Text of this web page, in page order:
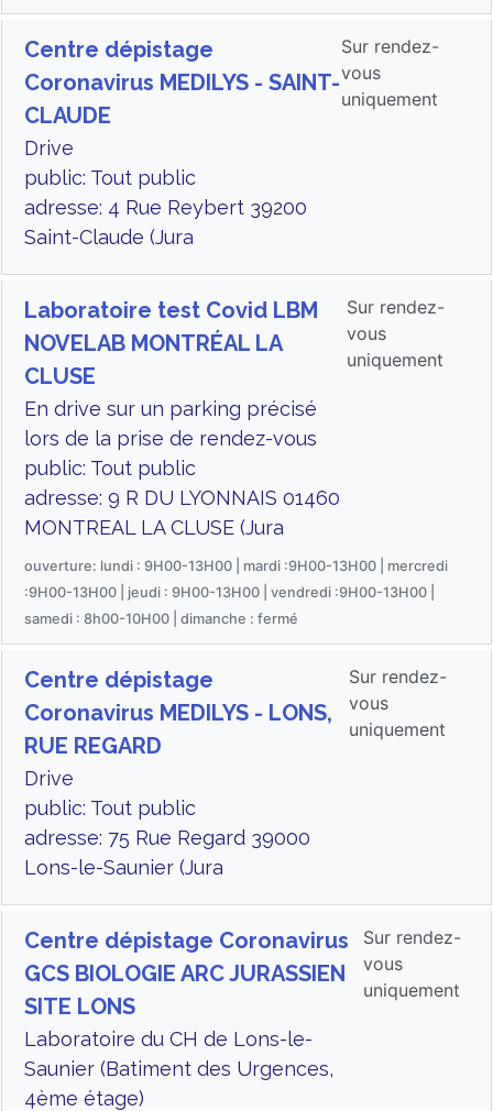
Centre dépistage
Coronavirus MEDILYS - SAINT-
CLAUDE
Drive
public: Tout public
adresse: 4 Rue Reybert 39200
Saint-Claude (Jura
Sur rendez-
vous
uniquement
Laboratoire test Covid LBM
NOVELAB MONTRÉAL LA
CLUSE
En drive sur un parking précisé
lors de la prise de rendez-vous
public: Tout public
adresse: 9 R DU LYONNAIS 01460
MONTREAL LA CLUSE (Jura
Sur rendez-
vous
uniquement
ouverture: lundi : 9H00-13H00 | mardi :9H00-13H00 | mercredi
:9H00-13H00 | jeudi : 9H00-13H00 | vendredi :9H00-13H00 |
samedi : 8h00-10H00 | dimanche : fermé
Centre dépistage
Coronavirus MEDILYS - LONS,
RUE REGARD
Drive
public: Tout public
adresse: 75 Rue Regard 39000
Lons-le-Saunier (Jura
Sur rendez-
vous
uniquement
Centre dépistage Coronavirus
GCS BIOLOGIE ARC JURASSIEN
SITE LONS
Laboratoire du CH de Lons-le-
Saunier (Batiment des Urgences,
4ème étage)
Sur rendez-
vous
uniquement